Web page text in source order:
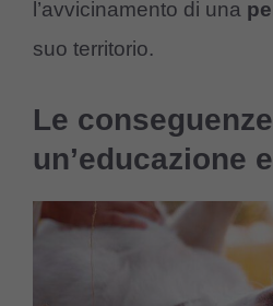
l’avvicinamento di una
suo territorio.
Le
un’educazione